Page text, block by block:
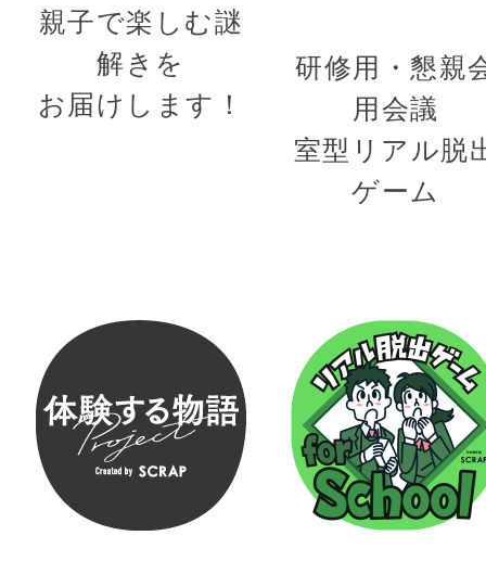
親子で楽しむ謎
解きを
お届けします！
研修用・懇親
用会議
室型リアル脱
ゲーム